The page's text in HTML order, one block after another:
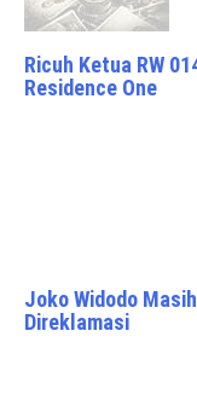
Ricuh Ketua RW
Residence One
Joko Widodo
Direklamasi